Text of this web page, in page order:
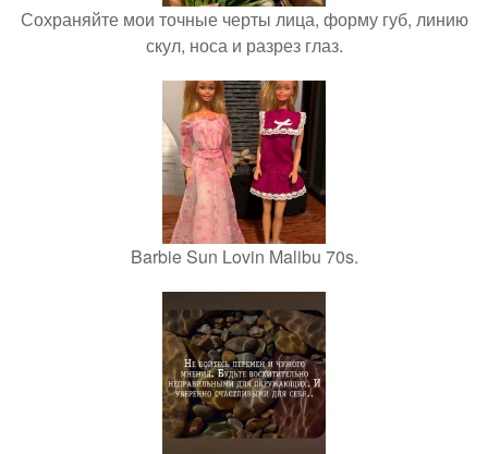
Сохраняйте мои точные черты лица, форму губ, линию
скул, носа и разрез глаз.
Barbie Sun Lovin Malibu 70s.